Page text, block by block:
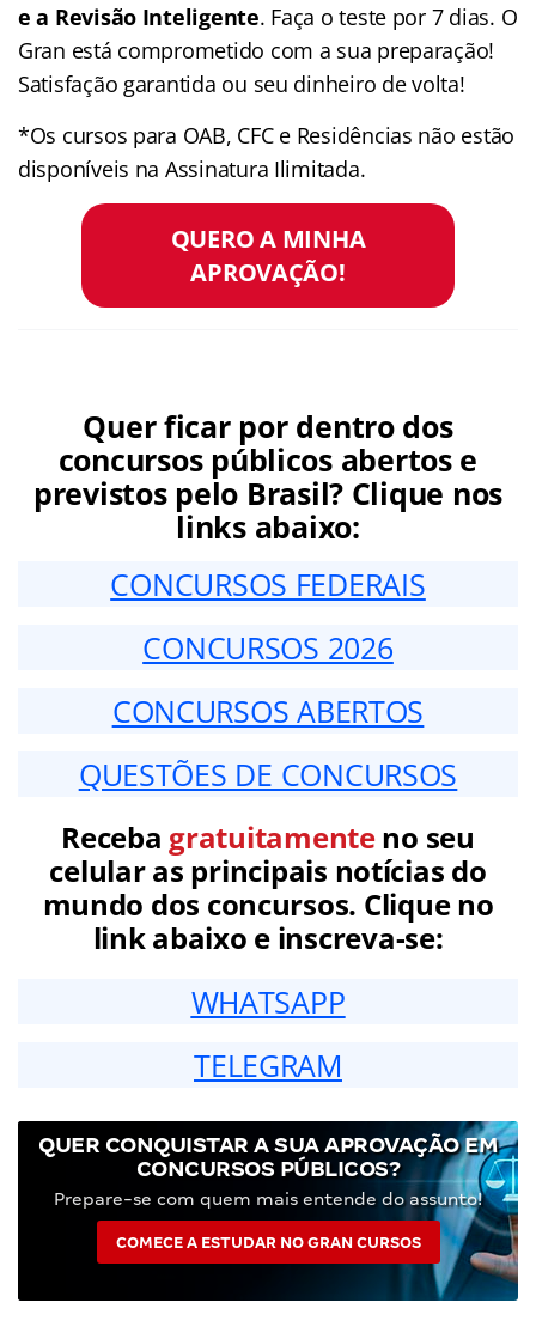
e a Revisão Inteligente. Faça o teste por 7 dias. O
Gran está comprometido com a sua preparação!
Satisfação garantida ou seu dinheiro de volta!
*Os cursos para OAB, CFC e Residências não estão
disponíveis na Assinatura Ilimitada.
QUERO A MINHA
APROVAÇÃO!
Quer ficar por dentro dos
concursos públicos abertos e
previstos pelo Brasil? Clique nos
links abaixo:
CONCURSOS FEDERAIS
CONCURSOS 2026
CONCURSOS ABERTOS
QUESTÕES DE CONCURSOS
Receba gratuitamenteno seu
celular as principais notícias do
mundo dos concursos. Clique no
link abaixo e inscreva-se:
WHATSAPP
TELEGRAM
QUER CONQUISTAR A SUA APROVAÇÃO EM
CONCURSOS PÚBLICOS?
Prepare-se com quem mais entende do assunto!
COMECE A ESTUDAR NO GRAN CURSOS